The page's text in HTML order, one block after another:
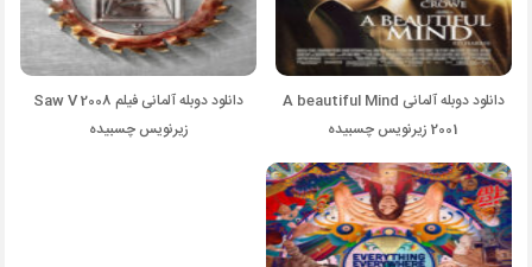
دانلود دوبله آلمانی A beautiful Mind
2001 زیرنویس چسبیده
دانلود دوبله آلمانی فیلم Saw V 2008
زیرنویس چسبیده